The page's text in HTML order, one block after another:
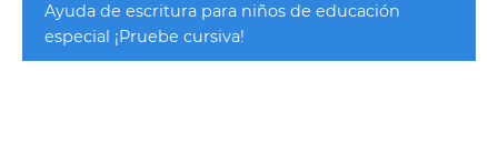
Ayuda de escritura para niños de educación
especial ¡Pruebe cursiva!